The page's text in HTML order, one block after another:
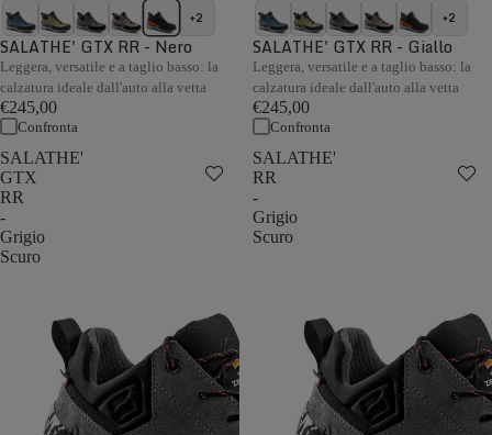
+2
SALATHE' GTX RR - Nero
Leggera, versatile e a taglio basso: la
calzatura ideale dall'auto alla vetta
€245,00
Confronta
+2
SALATHE' GTX RR - Giallo
Leggera, versatile e a taglio basso: la
calzatura ideale dall'auto alla vetta
€245,00
Confronta
SALATHE'
GTX
RR
-
Grigio
Scuro
SALATHE'
RR
-
Grigio
Scuro